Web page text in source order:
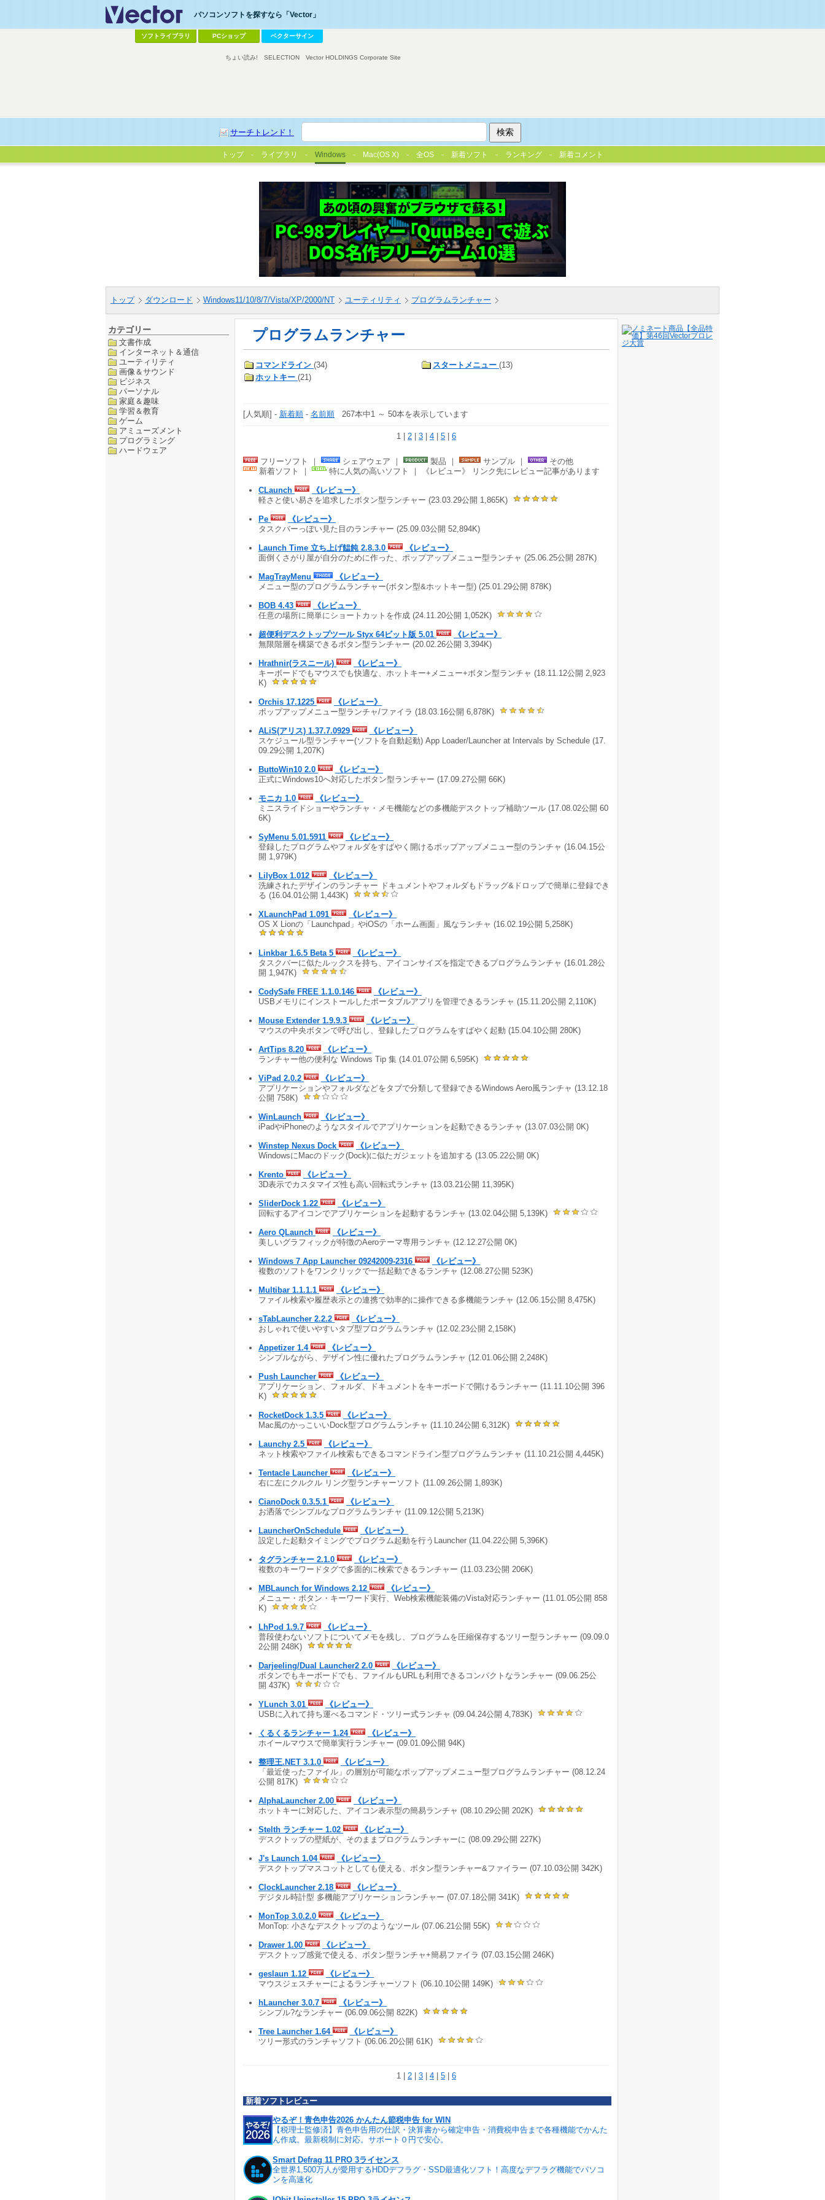
パソコンソフトを探すなら「Vector」
ソフトライブラリ PCショップ ベクターサイン
サーチトレンド！
ちょい読み! SELECTION Vector HOLDINGS Corporate Site
トップ ライブラリ Windows Mac(OS X) 全OS 新着ソフト ランキング 新着コメント
トップ ダウンロード Windows11/10/8/7/Vista/XP/2000/NT ユーティリティ プログラムランチャー
カテゴリー
文書作成
インターネット＆通信
ユーティリティ
画像＆サウンド
ビジネス
パーソナル
家庭＆趣味
学習＆教育
ゲーム
アミューズメント
プログラミング
ハードウェア
プログラムランチャー
コマンドライン (34) スタートメニュー (13)
ホットキー (21)
[人気順] - 新着順 - 名前順 267本中1 ～ 50本を表示しています
1 | 2 | 3 | 4 | 5 | 6
フリーソフト ｜ シェアウェア ｜ 製品 ｜ サンプル ｜
その他
新着ソフト ｜
特に人気の高いソフト ｜ 《レビュー》 リンク先にレビュー記事があります
CLaunch
《レビュー》
軽さと使い易さを追求したボタン型ランチャー (23.03.29公開 1,865K)
Pe
《レビュー》
タスクバーっぽい見た目のランチャー (25.09.03公開 52,894K)
Launch Time 立ち上げ饂飩 2.8.3.0
《レビュー》
面倒くさがり屋が自分のために作った、ポップアップメニュー型ランチャ (25.06.25公開 287K)
MagTrayMenu
《レビュー》
メニュー型のプログラムランチャー(ボタン型&ホットキー型) (25.01.29公開 878K)
BOB 4.43
《レビュー》
任意の場所に簡単にショートカットを作成 (24.11.20公開 1,052K)
超便利デスクトップツール Styx 64ビット版 5.01
《レビュー》
無限階層を構築できるボタン型ランチャー (20.02.26公開 3,394K)
Hrathnir(ラスニール)
《レビュー》
キーボードでもマウスでも快適な、ホットキー+メニュー+ボタン型ランチャ (18.11.12公開 2,923
K)
Orchis 17.1225
《レビュー》
ポップアップメニュー型ランチャ/ファイラ (18.03.16公開 6,878K)
ALiS(アリス) 1.37.7.0929
《レビュー》
スケジュール型ランチャー(ソフトを自動起動) App Loader/Launcher at Intervals by Schedule (17.
09.29公開 1,207K)
ButtoWin10 2.0
《レビュー》
正式にWindows10へ対応したボタン型ランチャー (17.09.27公開 66K)
モニカ 1.0
《レビュー》
ミニスライドショーやランチャ・メモ機能などの多機能デスクトップ補助ツール (17.08.02公開 60
6K)
SyMenu 5.01.5911
《レビュー》
登録したプログラムやフォルダをすばやく開けるポップアップメニュー型のランチャ (16.04.15公
開 1,979K)
LilyBox 1.012
《レビュー》
洗練されたデザインのランチャー ドキュメントやフォルダもドラッグ&ドロップで簡単に登録でき
る (16.04.01公開 1,443K)
XLaunchPad 1.091
《レビュー》
OS X Lionの「Launchpad」やiOSの「ホーム画面」風なランチャ (16.02.19公開 5,258K)
Linkbar 1.6.5 Beta 5
《レビュー》
タスクバーに似たルックスを持ち、アイコンサイズを指定できるプログラムランチャ (16.01.28公
開 1,947K)
CodySafe FREE 1.1.0.146
《レビュー》
USBメモリにインストールしたポータブルアプリを管理できるランチャ (15.11.20公開 2,110K)
Mouse Extender 1.9.9.3
《レビュー》
マウスの中央ボタンで呼び出し、登録したプログラムをすばやく起動 (15.04.10公開 280K)
ArtTips 8.20
《レビュー》
ランチャー他の便利な Windows Tip 集 (14.01.07公開 6,595K)
ViPad 2.0.2
《レビュー》
アプリケーションやフォルダなどをタブで分類して登録できるWindows Aero風ランチャ (13.12.18
公開 758K)
WinLaunch
《レビュー》
iPadやiPhoneのようなスタイルでアプリケーションを起動できるランチャ (13.07.03公開 0K)
Winstep Nexus Dock
《レビュー》
WindowsにMacのドック(Dock)に似たガジェットを追加する (13.05.22公開 0K)
Krento
《レビュー》
3D表示でカスタマイズ性も高い回転式ランチャ (13.03.21公開 11,395K)
SliderDock 1.22
《レビュー》
回転するアイコンでアプリケーションを起動するランチャ (13.02.04公開 5,139K)
Aero QLaunch
《レビュー》
美しいグラフィックが特徴のAeroテーマ専用ランチャ (12.12.27公開 0K)
Windows 7 App Launcher 09242009-2316
《レビュー》
複数のソフトをワンクリックで一括起動できるランチャ (12.08.27公開 523K)
Multibar 1.1.1.1
《レビュー》
ファイル検索や履歴表示との連携で効率的に操作できる多機能ランチャ (12.06.15公開 8,475K)
sTabLauncher 2.2.2
《レビュー》
おしゃれで使いやすいタブ型プログラムランチャ (12.02.23公開 2,158K)
Appetizer 1.4
《レビュー》
シンプルながら、デザイン性に優れたプログラムランチャ (12.01.06公開 2,248K)
Push Launcher
《レビュー》
アプリケーション、フォルダ、ドキュメントをキーボードで開けるランチャー (11.11.10公開 396
K)
RocketDock 1.3.5
《レビュー》
Mac風のかっこいいDock型プログラムランチャ (11.10.24公開 6,312K)
Launchy 2.5
《レビュー》
ネット検索やファイル検索もできるコマンドライン型プログラムランチャ (11.10.21公開 4,445K)
Tentacle Launcher
《レビュー》
右に左にクルクル リング型ランチャーソフト (11.09.26公開 1,893K)
CianoDock 0.3.5.1
《レビュー》
お洒落でシンプルなプログラムランチャ (11.09.12公開 5,213K)
LauncherOnSchedule
《レビュー》
設定した起動タイミングでプログラム起動を行うLauncher (11.04.22公開 5,396K)
タグランチャー 2.1.0
《レビュー》
複数のキーワードタグで多面的に検索できるランチャー (11.03.23公開 206K)
MBLaunch for Windows 2.12
《レビュー》
メニュー・ボタン・キーワード実行、Web検索機能装備のVista対応ランチャー (11.01.05公開 858
K)
LhPod 1.9.7
《レビュー》
普段使わないソフトについてメモを残し、プログラムを圧縮保存するツリー型ランチャー (09.09.0
2公開 248K)
Darjeeling/Dual Launcher2 2.0
《レビュー》
ボタンでもキーボードでも、ファイルもURLも利用できるコンパクトなランチャー (09.06.25公
開 437K)
YLunch 3.01
《レビュー》
USBに入れて持ち運べるコマンド・ツリー式ランチャ (09.04.24公開 4,783K)
くるくるランチャー 1.24
《レビュー》
ホイールマウスで簡単実行ランチャー (09.01.09公開 94K)
整理王.NET 3.1.0
《レビュー》
「最近使ったファイル」の層別が可能なポップアップメニュー型プログラムランチャー (08.12.24
公開 817K)
AlphaLauncher 2.00
《レビュー》
ホットキーに対応した、アイコン表示型の簡易ランチャ (08.10.29公開 202K)
Stelth ランチャー 1.02
《レビュー》
デスクトップの壁紙が、そのままプログラムランチャーに (08.09.29公開 227K)
J's Launch 1.04
《レビュー》
デスクトップマスコットとしても使える、ボタン型ランチャー&ファイラー (07.10.03公開 342K)
ClockLauncher 2.18
《レビュー》
デジタル時計型 多機能アプリケーションランチャー (07.07.18公開 341K)
MonTop 3.0.2.0
《レビュー》
MonTop: 小さなデスクトップのようなツール (07.06.21公開 55K)
Drawer 1.00
《レビュー》
デスクトップ感覚で使える、ボタン型ランチャ+簡易ファイラ (07.03.15公開 246K)
geslaun 1.12
《レビュー》
マウスジェスチャーによるランチャーソフト (06.10.10公開 149K)
hLauncher 3.0.7
《レビュー》
シンプル?なランチャー (06.09.06公開 822K)
Tree Launcher 1.64
《レビュー》
ツリー形式のランチャソフト (06.06.20公開 61K)
1 | 2 | 3 | 4 | 5 | 6
新着ソフトレビュー
やるぞ！青色申告2026 かんたん節税申告 for WIN
【税理士監修済】青色申告用の仕訳・決算書から確定申告・消費税申告まで各種機能でかんた
ん作成。最新税制に対応。サポート０円で安心。
Smart Defrag 11 PRO 3ライセンス
全世界1,500万人が愛用するHDDデフラグ・SSD最適化ソフト！高度なデフラグ機能でパソコ
ンを高速化